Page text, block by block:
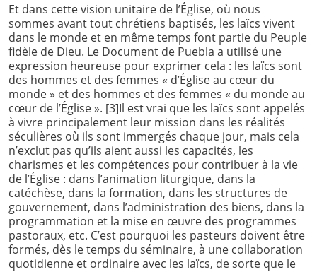
Et dans cette vision unitaire de l’Église, où nous
sommes avant tout chrétiens baptisés, les laïcs vivent
dans le monde et en même temps font partie du Peuple
fidèle de Dieu. Le Document de Puebla a utilisé une
expression heureuse pour exprimer cela : les laïcs sont
des hommes et des femmes « d’Église au cœur du
monde » et des hommes et des femmes « du monde au
cœur de l’Église ». [3]Il est vrai que les laïcs sont appelés
à vivre principalement leur mission dans les réalités
séculières où ils sont immergés chaque jour, mais cela
n’exclut pas qu’ils aient aussi les capacités, les
charismes et les compétences pour contribuer à la vie
de l’Église : dans l’animation liturgique, dans la
catéchèse, dans la formation, dans les structures de
gouvernement, dans l’administration des biens, dans la
programmation et la mise en œuvre des programmes
pastoraux, etc. C’est pourquoi les pasteurs doivent être
formés, dès le temps du séminaire, à une collaboration
quotidienne et ordinaire avec les laïcs, de sorte que le